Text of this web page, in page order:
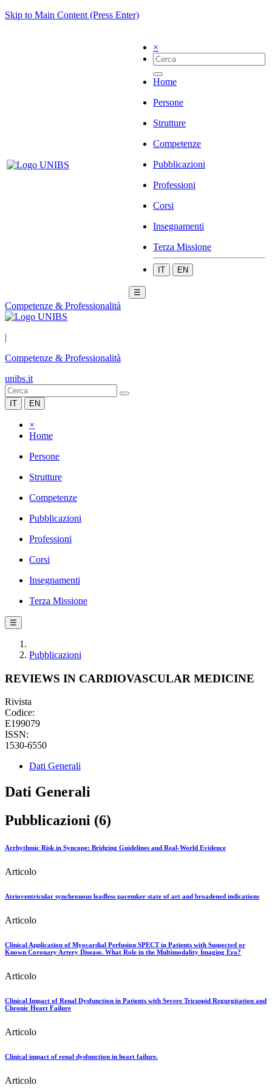
Skip to Main Content (Press Enter)
×
Home
Persone
Strutture
Competenze
Pubblicazioni
Professioni
Corsi
Insegnamenti
Terza Missione
IT EN
☰
Competenze & Professionalità
|
Competenze & Professionalità
unibs.it
IT EN
×
Home
Persone
Strutture
Competenze
Pubblicazioni
Professioni
Corsi
Insegnamenti
Terza Missione
☰
Pubblicazioni
REVIEWS IN CARDIOVASCULAR MEDICINE
Rivista
Codice:
E199079
ISSN:
1530-6550
Dati Generali
Dati Generali
Pubblicazioni (6)
Arrhythmic Risk in Syncope: Bridging Guidelines and Real-World Evidence
Articolo
Atrioventricular synchronous leadless pacemker state of art and broadened indications
Articolo
Clinical Application of Myocardial Perfusion SPECT in Patients with Suspected or
Known Coronary Artery Disease. What Role in the Multimodality Imaging Era?
Articolo
Clinical Impact of Renal Dysfunction in Patients with Severe Tricuspid Regurgitation and
Chronic Heart Failure
Articolo
Clinical impact of renal dysfunction in heart failure.
Articolo